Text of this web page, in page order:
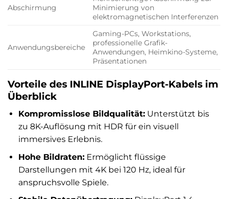
Abschirmung
Minimierung von
elektromagnetischen Interferenzen
Anwendungsbereiche
Gaming-PCs, Workstations,
professionelle Grafik-
Anwendungen, Heimkino-Systeme,
Präsentationen
Vorteile des INLINE DisplayPort-Kabels im
Überblick
Kompromisslose Bildqualität:Unterstützt bis
zu 8K-Auflösung mit HDR für ein visuell
immersives Erlebnis.
Hohe Bildraten:Ermöglicht flüssige
Darstellungen mit 4K bei 120 Hz, ideal für
anspruchsvolle Spiele.